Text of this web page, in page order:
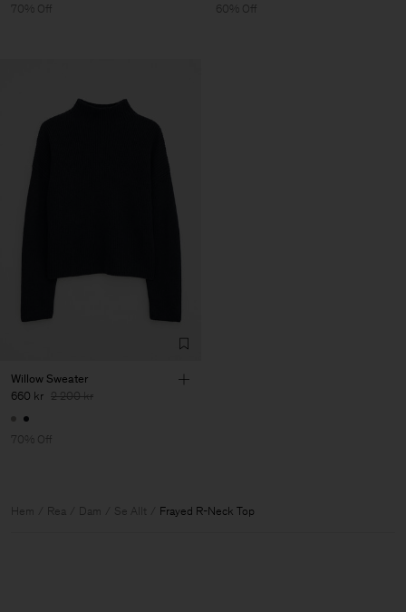
70% Off
60% Off
Willow Sweater
660 kr 2 200 kr
70% Off
Hem Rea Dam Se Allt Frayed R-Neck Top